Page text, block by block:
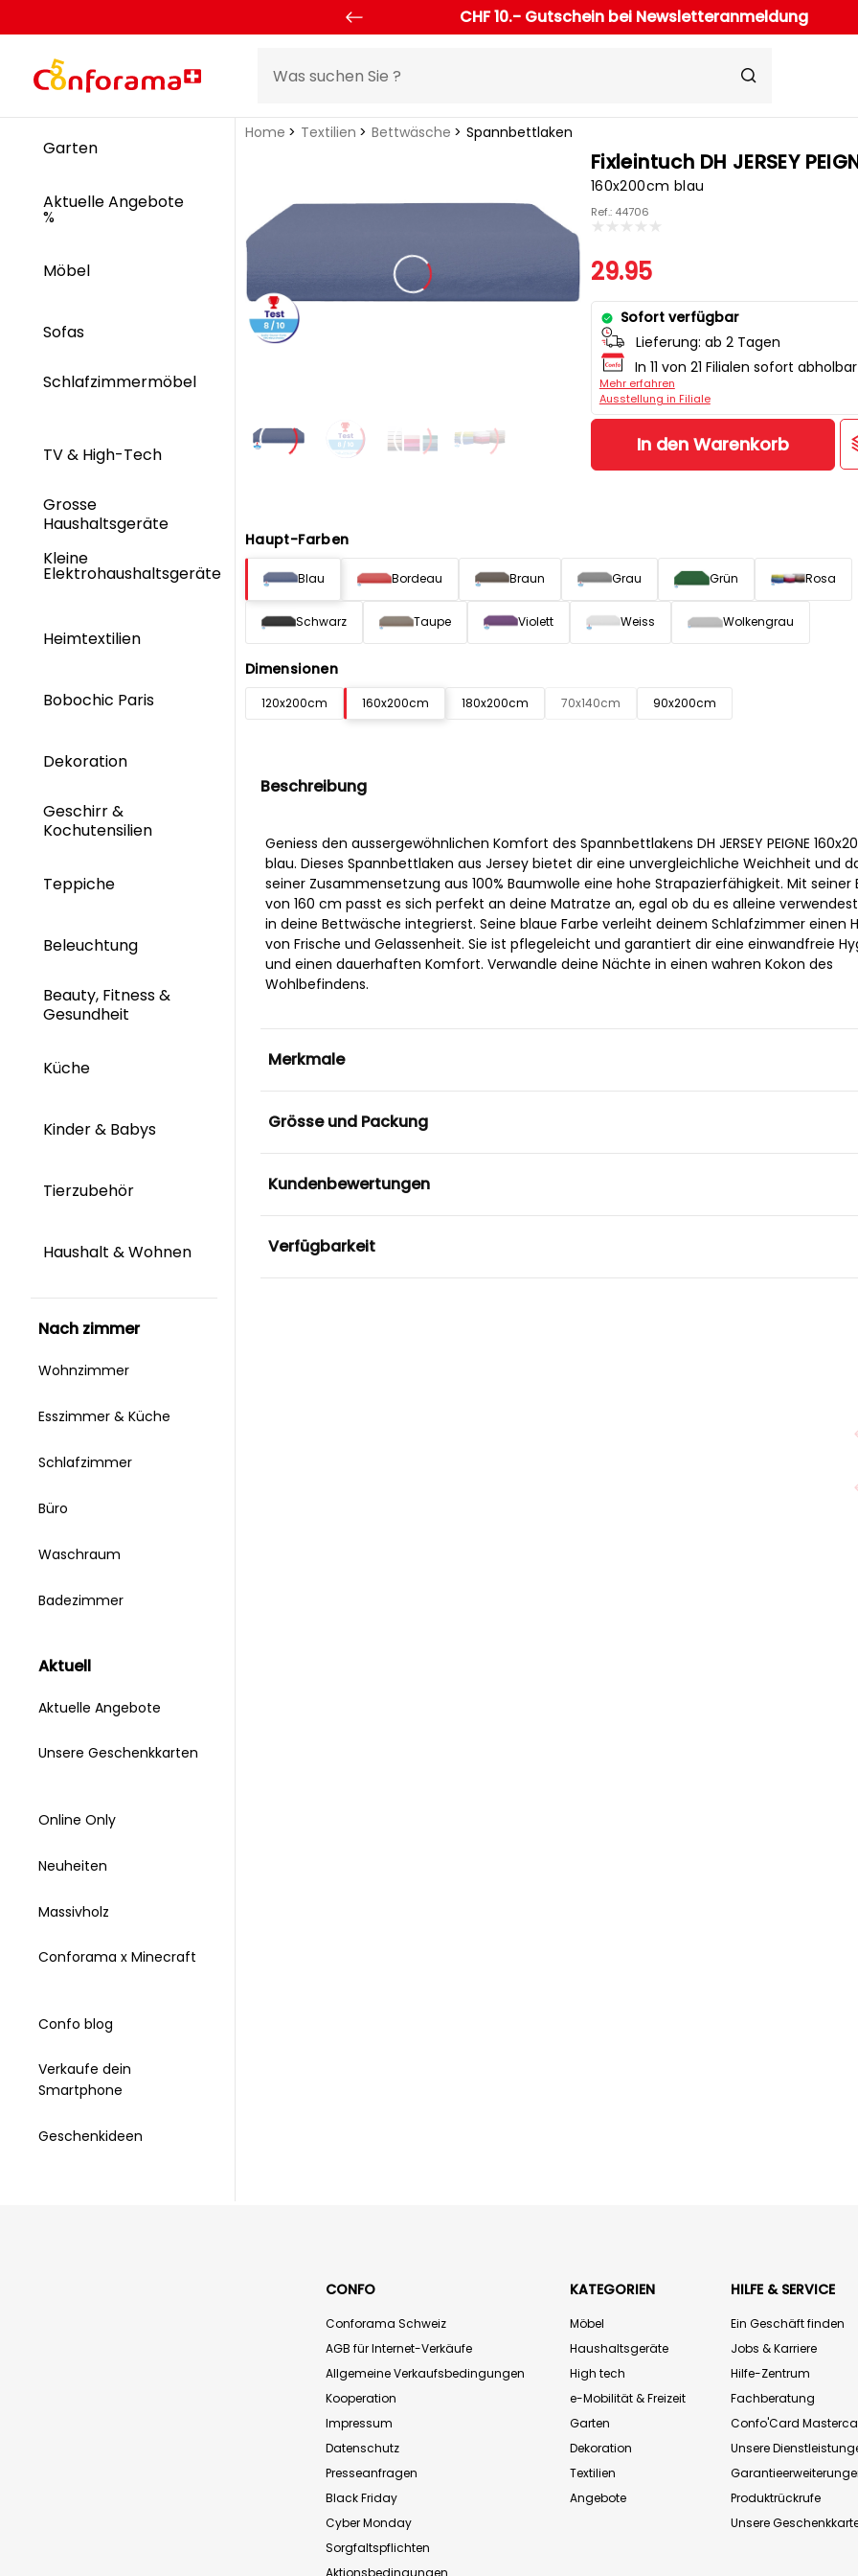
CHF 10.- Gutschein bei Newsletteranmeldung
Garten
Aktuelle Angebote
%
Möbel
Sofas
Schlafzimmermöbel
TV & High-Tech
Grosse
Haushaltsgeräte
Kleine
Elektrohaushaltsgeräte
Heimtextilien
Bobochic Paris
Dekoration
Geschirr &
Kochutensilien
Teppiche
Beleuchtung
Beauty, Fitness &
Gesundheit
Küche
Kinder & Babys
Tierzubehör
Haushalt & Wohnen
nach zimmer
Wohnzimmer
Esszimmer & Küche
Schlafzimmer
Büro
Waschraum
Badezimmer
aktuell
Aktuelle Angebote
Unsere Geschenkkarten
Online Only
Neuheiten
Massivholz
Conforama x Minecraft
Confo blog
Verkaufe dein
Smartphone
Geschenkideen
Home Textilien Bettwäsche Spannbettlaken
Fixleintuch DH JERSEY
160x200cm blau
Ref.: 44706
29.95
Sofort verfügbar
Lieferung: ab 2 Tagen
In 11 von 21 Filialen sofort abholbar
Mehr erfahren
Ausstellung in Filiale
In den Warenkorb
Haupt-Farben
Blau Bordeau Braun Grau Grün Rosa
Schwarz Taupe Violett Weiss Wolkengrau
Dimensionen
120x200cm 160x200cm 180x200cm 70x140cm 90x200cm
Beschreibung
Geniess den aussergewöhnlichen Komfort des Spannbettlakens DH JERSEY PEIGNE
blau. Dieses Spannbettlaken aus Jersey bietet dir eine unvergleichliche Weichheit und
seiner Zusammensetzung aus 100% Baumwolle eine hohe Strapazierfähigkeit. Mit seiner
von 160 cm passt es sich perfekt an deine Matratze an, egal ob du es alleine
in deine Bettwäsche integrierst. Seine blaue Farbe verleiht deinem Schlafzimmer einen
von Frische und Gelassenheit. Sie ist pflegeleicht und garantiert dir eine einwandfreie
und einen dauerhaften Komfort. Verwandle deine Nächte in einen wahren Kokon des
Wohlbefindens.
Merkmale
Grösse und Packung
Kundenbewertungen
Verfügbarkeit
CONFO
Conforama Schweiz
AGB für Internet-Verkäufe
Allgemeine Verkaufsbedingungen
Kooperation
Impressum
Datenschutz
Presseanfragen
Black Friday
Cyber Monday
Sorgfaltspflichten
KATEGORIEN
Möbel
Haushaltsgeräte
High tech
e-Mobilität & Freizeit
Garten
Dekoration
Textilien
Angebote
HILFE & SERVICE
Ein Geschäft finden
Jobs & Karriere
Hilfe-Zentrum
Fachberatung
Confo'Card
Unsere
Produktrückrufe
Unsere